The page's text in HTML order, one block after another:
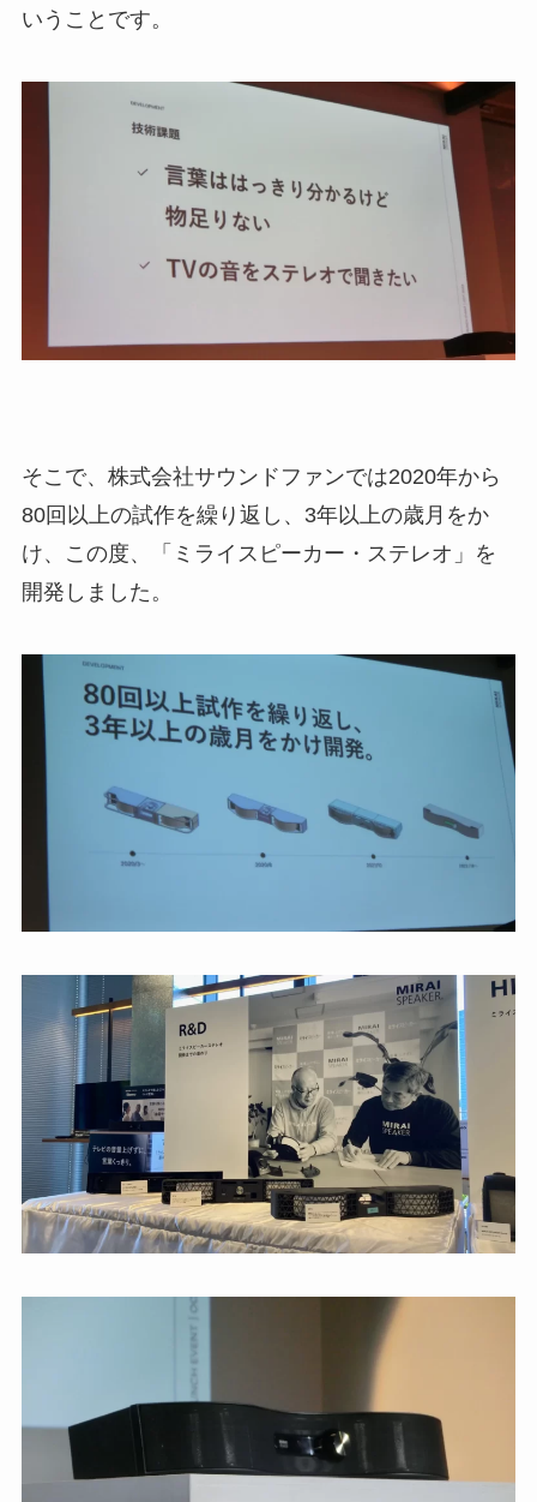
いうことです。
そこで、株式会社サウンドファンでは2020年から
80回以上の試作を繰り返し、3年以上の歳月をか
け、この度、「ミライスピーカー・ステレオ」を
開発しました。